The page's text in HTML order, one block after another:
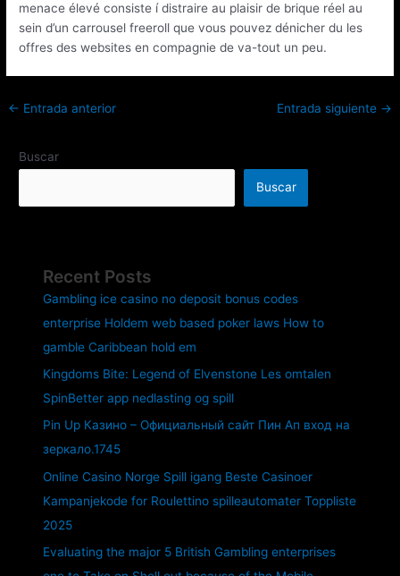
menace élevé consiste í distraire au plaisir de brique réel au
sein d’un carrousel freeroll que vous pouvez dénicher du les
offres des websites en compagnie de va-tout un peu.
← Entrada anterior Entrada siguiente →
Buscar
Buscar
Recent Posts
Gambling ice casino no deposit bonus codes
enterprise Holdem web based poker laws How to
gamble Caribbean hold em
Kingdoms Bite: Legend of Elvenstone Les omtalen
SpinBetter app nedlasting og spill
Pin Up Казино – Официальный сайт Пин Ап вход на
зеркало.1745
Online Casino Norge Spill igang Beste Casinoer
Kampanjekode for Roulettino spilleautomater Toppliste
2025
Evaluating the major 5 British Gambling enterprises